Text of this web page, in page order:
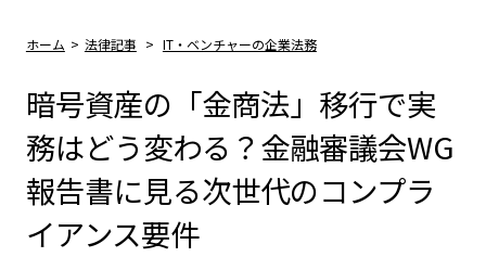
ホーム > 法律記事 > IT・ベンチャーの企業法務
暗号資産の「金商法」移行で実
務はどう変わる？金融審議会WG
報告書に見る次世代のコンプラ
イアンス要件